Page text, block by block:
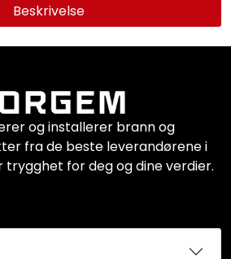
Beskrivelse
og installerer brann og
fra de beste leverandørene i
for deg og dine verdier.